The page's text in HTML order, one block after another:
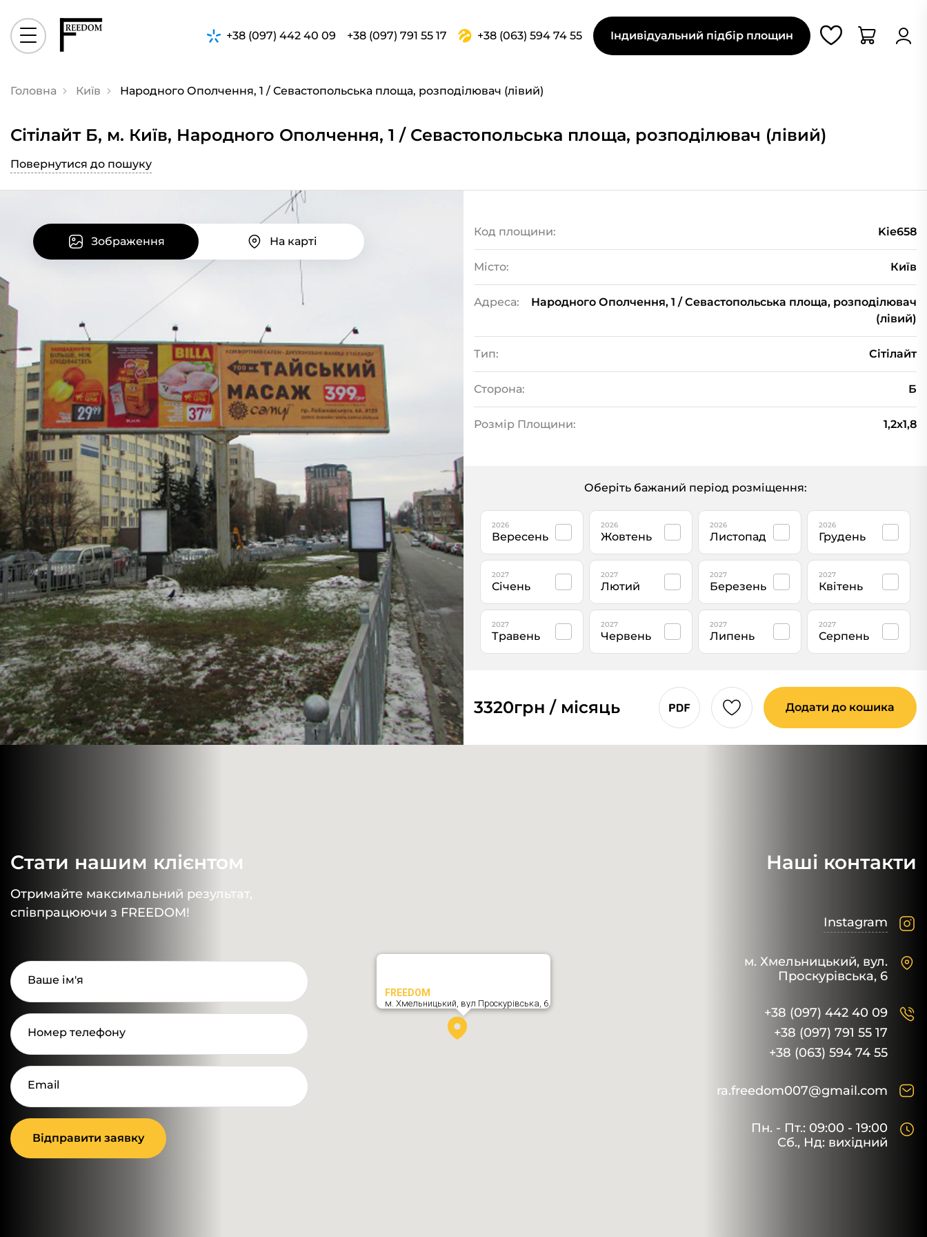
+38 (097) 442 40 09 +38 (097) 791 55 17 +38 (063) 594 74 55 Індивідуальний підбір площин
Головна Київ Народного Ополчення, 1 / Севастопольська площа, розподілювач (лівий)
Сiтiлайт Б, м. Київ, Народного Ополчення, 1 / Севастопольська площа, розподілювач (лівий)
Повернутися до пошуку
Зображення На карті
Код площини: Kie658
Місто: Київ
Адреса:
Народного Ополчення, 1 / Севастопольська площа, розподілювач
(лівий)
Тип: Сiтiлайт
Сторона: Б
Розмір Площини: 1,2x1,8
Оберіть бажаний період розміщення:
2026
Вересень
2026
Жовтень
2026
Листопад
2026
Грудень
2027
Січень
2027
Лютий
2027
Березень
2027
Квітень
2027
Травень
2027
Червень
2027
Липень
2027
Серпень
3320грн / місяць Додати до кошика
Стати нашим клієнтом
Отримайте максимальний результат,
співпрацюючи з FREEDOM!
Ваше ім'я
Номер телефону
Email
Відправити заявку
Наші контакти
Instagram
м. Хмельницький, вул.
Проскурівська, 6
+38 (097) 442 40 09
+38 (097) 791 55 17
+38 (063) 594 74 55
ra.freedom007@gmail.com
Пн. - Пт.: 09:00 - 19:00
Сб., Нд: вихідний
FREEDOM
м. Хмельницький, вул Проскурівська, 6,